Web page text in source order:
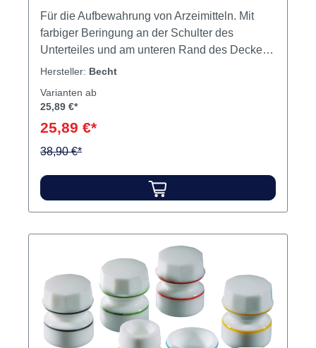
Für die Aufbewahrung von Arzeimitteln. Mit
farbiger Beringung an der Schulter des
Unterteiles und am unteren Rand des Deckels.
Unterschiedliche Farbmarkierungen schützen
griffsichere Deckel schließt das Kappenglas
ermöglicht die vollständige Entnahme des
Medikamentes. 32 mm Bodendurchmesser, 42
Autoklavierbar. Inhalt Glas
Hersteller: Becht
Varianten ab
25,89 €*
25,89 €*
38,90 €*